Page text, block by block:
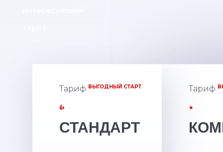
Тариф ВЫГОДНЫЙ СТАРТ
👍
СТАНДАРТ
Тариф
★